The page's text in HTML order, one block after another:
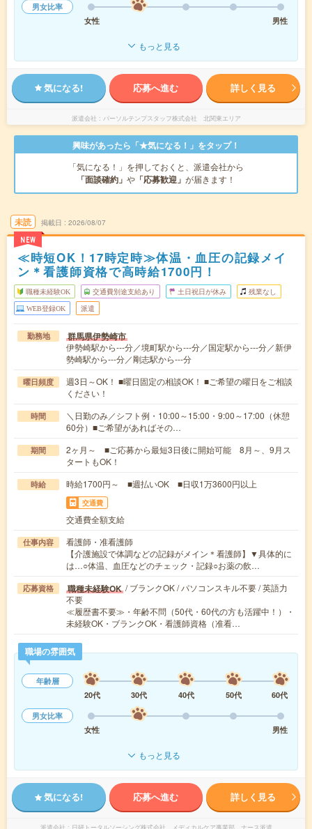
男女比率
女性
男性
もっと見る
気になる! 応募へ進む 詳しく見る
派遣会社 パーソルテンプスタッフ株式会社 北関東エリア
興味があったら「★気になる！」をタップ！
「気になる！」を押しておくと、派遣会社から
「面談確約」 や 「応募歓迎」 が届きます！
未読
NEW
掲載日 2026/08/07
≪時短OK！17時定時≫体温・血圧の記録メイ
ン＊看護師資格で高時給1700円！
職種未経験OK 交通費別途支給あり 土日祝日が休み 残業なし
WEB登録OK 派遣
勤務地 群馬県伊勢崎市
伊勢崎駅から---分／境町駅から---分／国定駅から---分／新伊
勢崎駅から---分／剛志駅から---分
曜日頻度
週3日～OK！ ■曜日固定の相談OK！ ■ご希望の曜日をご相談
ください！
時間
＼日勤のみ／シフト例・10:00～15:00・9:00～17:00（休憩
60分）■ご希望があればその…
期間
2ヶ月～ ■ご応募から最短3日後に開始可能 8月～、9月ス
タートもOK！
時給 時給1700円～ ■週払いOK ■日収1万3600円以上
交通費
交通費全額支給
仕事内容
看護師・准看護師
【介護施設で体調などの記録がメイン＊看護師】▼具体的に
は…○体温、血圧などのチェック・記録○お薬の飲…
応募資格 職種未経験OK / ブランクOK / パソコンスキル不要 / 英語力
不要
≪履歴書不要≫・年齢不問（50代・60代の方も活躍中！）・
未経験OK・ブランクOK・看護師資格（准看…
職場の雰囲気
年齢層
20代
30代 40代 50代
60代
男女比率
女性
男性
もっと見る
気になる! 応募へ進む 詳しく見る